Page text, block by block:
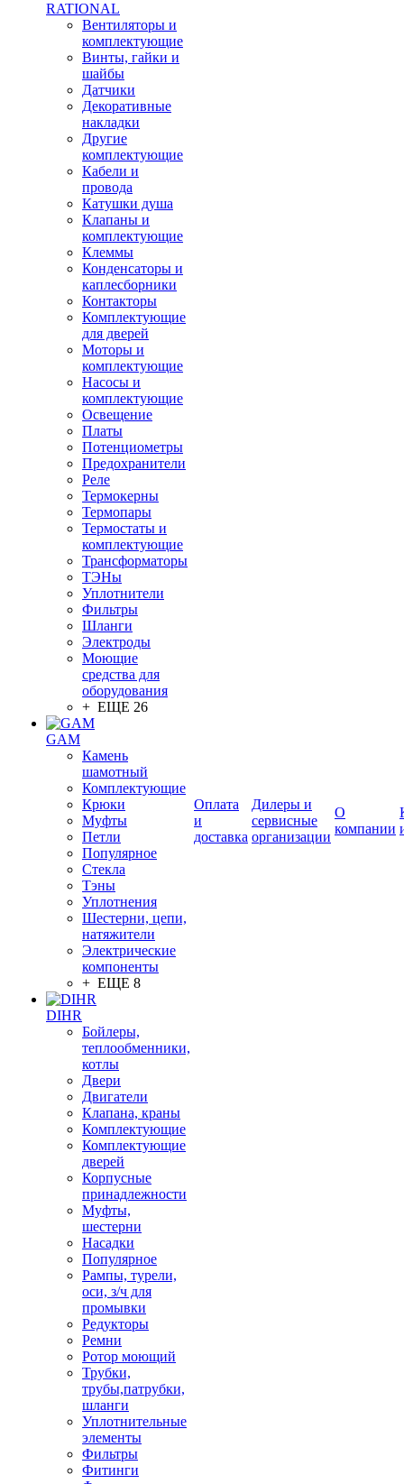
RATIONAL
Вентиляторы и
комплектующие
Винты, гайки и
шайбы
Датчики
Декоративные
накладки
Другие
комплектующие
Кабели и
провода
Катушки душа
Клапаны и
комплектующие
Клеммы
Конденсаторы и
каплесборники
Контакторы
Комплектующие
для дверей
Моторы и
комплектующие
Насосы и
комплектующие
Освещение
Платы
Потенциометры
Предохранители
Реле
Термокерны
Термопары
Термостаты и
комплектующие
Трансформаторы
ТЭНы
Уплотнители
Фильтры
Шланги
Электроды
Моющие
средства для
оборудования
+ ЕЩЕ 26
GAM
Камень
шамотный
Комплектующие
Крюки
Муфты
Петли
Популярное
Стекла
Тэны
Уплотнения
Шестерни, цепи,
натяжители
Электрические
компоненты
+ ЕЩЕ 8
DIHR
Бойлеры,
теплообменники,
котлы
Двери
Двигатели
Клапана, краны
Комплектующие
Комплектующие
дверей
Корпусные
принадлежности
Муфты,
шестерни
Насадки
Популярное
Рампы, турели,
оси, з/ч для
промывки
Редукторы
Ремни
Ротор моющий
Трубки,
трубы,патрубки,
шланги
Уплотнительные
элементы
Фильтры
Фитинги
Оплата
и
доставка
Дилеры и
сервисные
организации
О
компании